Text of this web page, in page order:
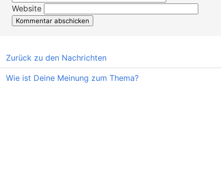
Website
Zurück zu den Nachrichten
Wie ist Deine Meinung zum Thema?